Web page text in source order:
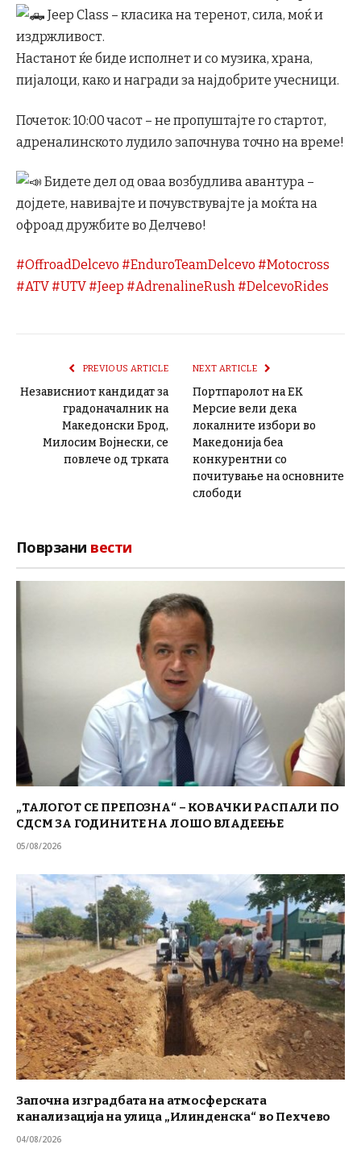
Jeep Class – класика на теренот, сила, моќ и
издржливост.
Настанот ќе биде исполнет и со музика, храна,
пијалоци, како и награди за најдобрите учесници.
Почеток: 10:00 часот – не пропуштајте го стартот,
адреналинското лудило започнува точно на време!
Бидете дел од оваа возбудлива авантура –
дојдете, навивајте и почувствувајте ја моќта на
офроад дружбите во Делчево!
#OffroadDelcevo #EnduroTeamDelcevo #Motocross
#ATV#UTV#Jeep #AdrenalineRush#DelcevoRides
PREVIOUS ARTICLE
Независниот кандидат за
градоначалник на
Македонски Брод,
Милосим Војнески, се
повлече од трката
NEXT ARTICLE
Портпаролот на ЕК
Мерсие вели дека
локалните избори во
Македонија беа
конкурентни со
почитување на основните
слободи
Поврзани вести
„ТАЛОГОТ СЕ ПРЕПОЗНА“ – КОВАЧКИ РАСПАЛИ ПО
СДСМ ЗА ГОДИНИТЕ НА ЛОШО ВЛАДЕЕЊЕ
05/08/2026
Започна изградбата на атмосферската
канализација на улица „Илинденска“ во Пехчево
04/08/2026